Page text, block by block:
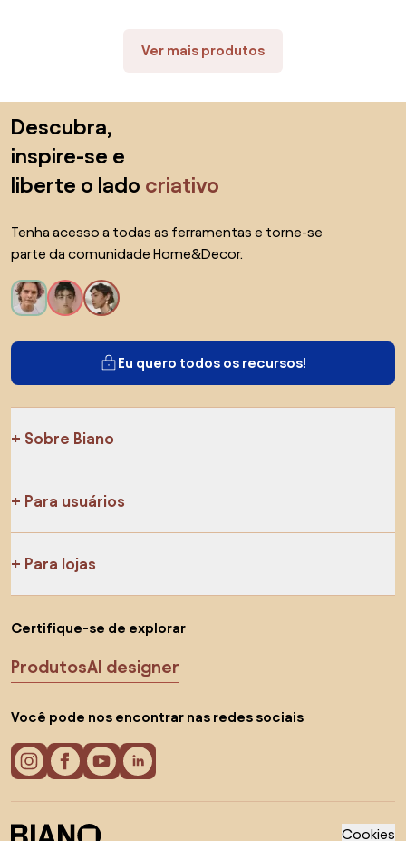
Ver mais produtos
Descubra,
inspire-se e
liberte o lado criativo
Tenha acesso a todas as ferramentas e torne-se
parte da comunidade Home&Decor.
Eu quero todos os recursos!
Sobre Biano
Para usuários
Para lojas
Certifique-se de explorar
ProdutosAI designer
Você pode nos encontrar nas redes sociais
Cookies